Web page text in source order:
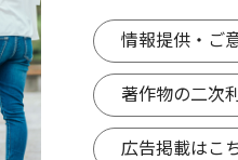
情報提供・ご
著作物の二次
広告掲載はこ